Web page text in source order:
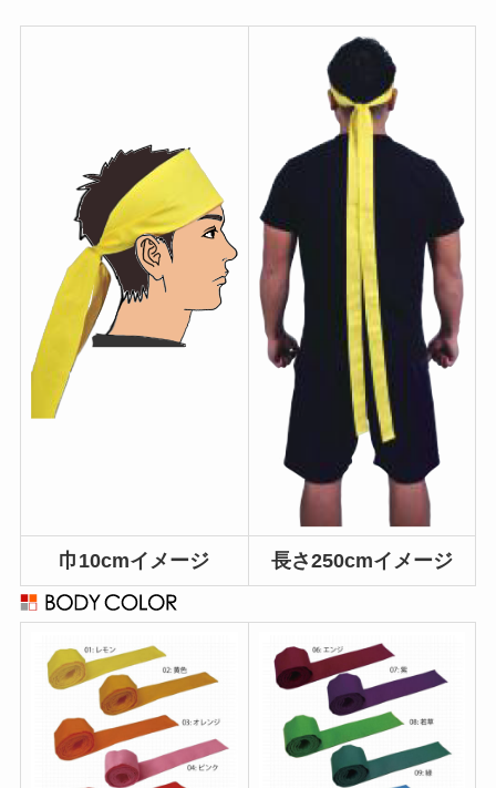
巾10cmイメージ 長さ250cmイメージ